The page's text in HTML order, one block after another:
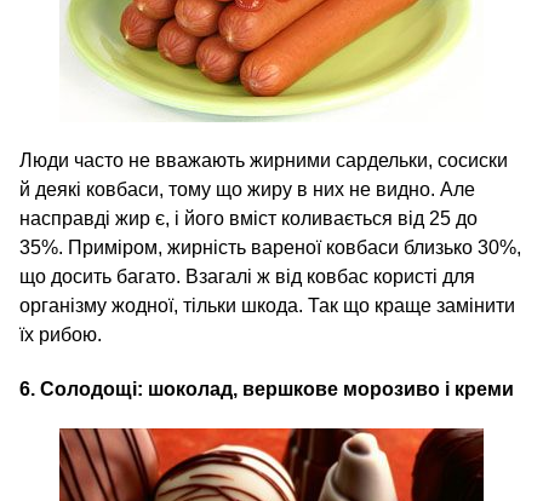
Люди часто не вважають жирними сардельки, сосиски
й деякі ковбаси, тому що жиру в них не видно. Але
насправді жир є, і його вміст коливається від 25 до
35%. Приміром, жирність вареної ковбаси близько 30%,
що досить багато. Взагалі ж від ковбас користі для
організму жодної, тільки шкода. Так що краще замінити
їх рибою.
6. Солодощі: шоколад, вершкове морозиво і креми